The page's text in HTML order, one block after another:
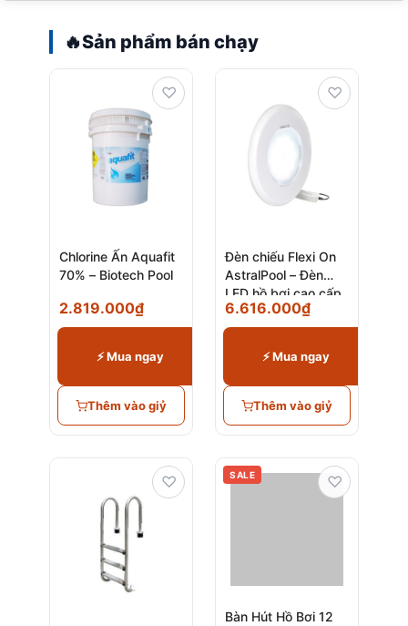
🔥Sản phẩm bán chạy
Chlorine Ấn Aquafit
70% – Biotech Pool
2.819.000₫
⚡ Mua ngay
Thêm vào giỷ
♡
Đèn chiếu Flexi On
AstralPool – Đèn
LED hồ bơi cao cấp
chính hãng
6.616.000₫
⚡ Mua ngay
Thêm vào giỷ
♡
♡ SALE
Bàn Hút Hồ Bơi 12
♡